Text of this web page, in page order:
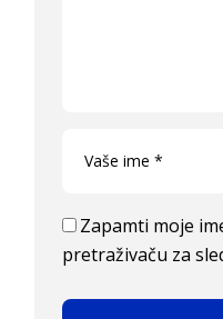
Zapamti moje
pretraživaču za